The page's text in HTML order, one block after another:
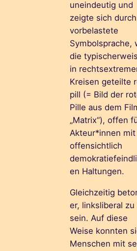
uneindeutig und
zeigte sich durch
vorbelastete
Symbolsprache,
die
in
Kreisen geteilte
pill (= Bild der
Pille aus dem
„Matrix“), offen
Akteur*innen mit
offensichtlich
en Haltungen.
Gleichzeitig
er, linksliberal zu
sein. Auf diese
Weise konnten
Menschen mit